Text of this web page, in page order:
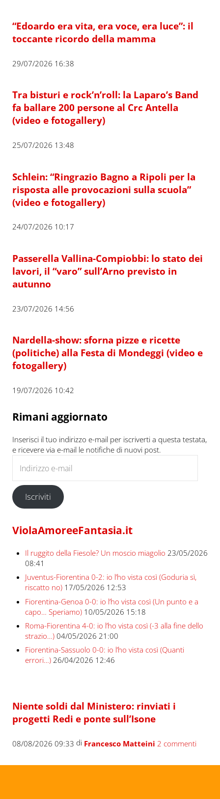
“Edoardo era vita, era voce, era luce”: il
toccante ricordo della mamma
29/07/2026 16:38
Tra bisturi e rock’n’roll: la Laparo’s Band
fa ballare 200 persone al Crc Antella
(video e fotogallery)
25/07/2026 13:48
Schlein: “Ringrazio Bagno a Ripoli per la
risposta alle provocazioni sulla scuola”
(video e fotogallery)
24/07/2026 10:17
Passerella Vallina-Compiobbi: lo stato dei
lavori, il “varo” sull’Arno previsto in
autunno
23/07/2026 14:56
Nardella-show: sforna pizze e ricette
(politiche) alla Festa di Mondeggi (video e
fotogallery)
19/07/2026 10:42
Rimani aggiornato
Inserisci il tuo indirizzo e-mail per iscriverti a questa testata,
e ricevere via e-mail le notifiche di nuovi post.
Iscriviti
ViolaAmoreeFantasia.it
Il ruggito della Fiesole? Un moscio miagolio 23/05/2026
08:41
Juventus-Fiorentina 0-2: io l’ho vista così (Goduria sì,
riscatto no) 17/05/2026 12:53
Fiorentina-Genoa 0-0: io l’ho vista così (Un punto e a
capo… Speriamo) 10/05/2026 15:18
Roma-Fiorentina 4-0: io l’ho vista così (-3 alla fine dello
strazio…) 04/05/2026 21:00
Fiorentina-Sassuolo 0-0: io l’ho vista così (Quanti
errori…) 26/04/2026 12:46
Niente soldi dal Ministero: rinviati i
progetti Redi e ponte sull’Isone
08/08/2026 09:33 di Francesco Matteini 2 commenti